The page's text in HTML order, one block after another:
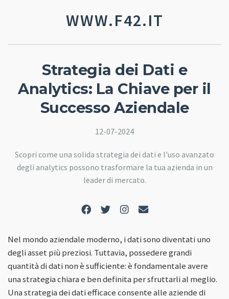
WWW.F42.IT
Strategia dei Dati e
Analytics: La Chiave per il
Successo Aziendale
12-07-2024
Scopri come una solida strategia dei dati e l'uso avanzato
degli analytics possono trasformare la tua azienda in un
leader di mercato.
Nel mondo aziendale moderno, i dati sono diventati uno
degli asset più preziosi. Tuttavia, possedere grandi
quantità di dati non è sufficiente: è fondamentale avere
una strategia chiara e ben definita per sfruttarli al meglio.
Una strategia dei dati efficace consente alle aziende di